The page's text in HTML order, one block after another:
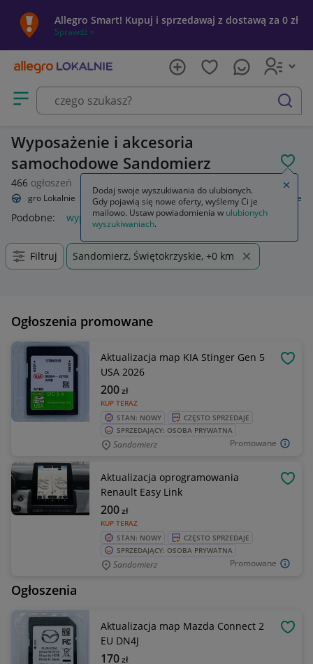
Allegro Smart! Kupuj i sprzedawaj z dostawą za 0 zł
Sprawdź »
Otwórz menu z kategoriami
szukaj
Wyposażenie i akcesoria
samochodowe Sandomierz
466 ogłoszeń
Allegro Lokalnie Motoryzacja Wyposażenie i akcesoria samochodowe
Podobne: wyposażenie i akcesoria samochodowe
Filtruj Sandomierz, Świętokrzyskie, +0 km
Ogłoszenia promowane
Promowane
Aktualizacja map KIA Stinger Gen 5
USA 2026
KUP TERAZ
200zł
STAN: NOWY
CZĘSTO SPRZEDAJE
SPRZEDAJĄCY: OSOBA PRYWATNA
Sandomierz
Promowane
Aktualizacja oprogramowania
Renault Easy Link
KUP TERAZ
200zł
STAN: NOWY
CZĘSTO SPRZEDAJE
SPRZEDAJĄCY: OSOBA PRYWATNA
Sandomierz
Ogłoszenia
Aktualizacja map Mazda Connect 2
EU DN4J
170zł
Dodaj swoje wyszukiwania do ulubionych.
Gdy pojawią się nowe oferty, wyślemy Ci je
mailowo. Ustaw powiadomienia w ulubionych
wyszukiwaniach.